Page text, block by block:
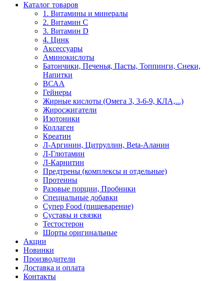
Каталог товаров
1. Витамины и минералы
2. Витамин С
3. Витамин D
4. Цинк
Аксессуары
Аминокислоты
Батончики, Печенья, Пасты, Топпинги, Снеки,
Напитки
ВСАА
Гейнеры
Жирные кислоты (Омега 3, 3-6-9, КЛА,...)
Жиросжигатели
Изотоники
Коллаген
Креатин
Л-Аргинин, Цитруллин, Beta-Аланин
Л-Глютамин
Л-Карнитин
Предтрены (комплексы и отдельные)
Протеины
Разовые порции, Пробники
Специальные добавки
Супер Food (пищеварение)
Суставы и связки
Тестостерон
Шорты оригинальные
Акции
Новинки
Производители
Доставка и оплата
Контакты